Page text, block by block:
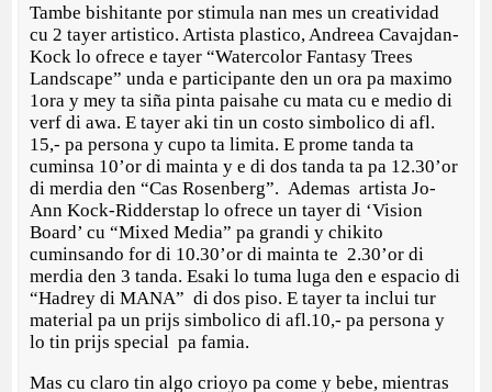
Tambe bishitante por stimula nan mes un creatividad
cu 2 tayer artistico. Artista plastico, Andreea Cavajdan-
Kock lo ofrece e tayer “Watercolor Fantasy Trees
Landscape” unda e participante den un ora pa maximo
1ora y mey ta siña pinta paisahe cu mata cu e medio di
verf di awa. E tayer aki tin un costo simbolico di afl.
15,- pa persona y cupo ta limita. E prome tanda ta
cuminsa 10’or di mainta y e di dos tanda ta pa 12.30’or
di merdia den “Cas Rosenberg”. Ademas artista Jo-
Ann Kock-Ridderstap lo ofrece un tayer di ‘Vision
Board’ cu “Mixed Media” pa grandi y chikito
cuminsando for di 10.30’or di mainta te 2.30’or di
merdia den 3 tanda. Esaki lo tuma luga den e espacio di
“Hadrey di MANA” di dos piso. E tayer ta inclui tur
material pa un prijs simbolico di afl.10,- pa persona y
lo tin prijs special pa famia.
Mas cu claro tin algo crioyo pa come y bebe, mientras